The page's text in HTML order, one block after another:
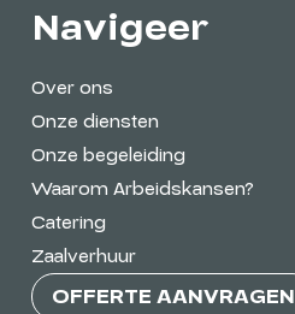
Navigeer
Over ons
Onze diensten
Onze begeleiding
Waarom Arbeidskansen?
Catering
Zaalverhuur
OFFERTE AANVRAGEN